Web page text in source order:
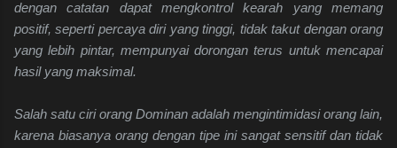
dengan catatan dapat mengkontrol kearah yang memang
positif, seperti percaya diri yang tinggi, tidak takut dengan orang
yang lebih pintar, mempunyai dorongan terus untuk mencapai
hasil yang maksimal.
Salah satu ciri orang Dominan adalah mengintimidasi orang lain,
karena biasanya orang dengan tipe ini sangat sensitif dan tidak